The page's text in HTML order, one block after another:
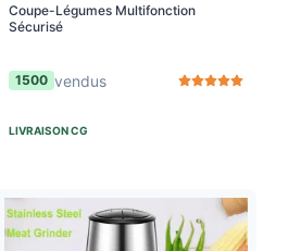
Coupe-Légumes Multifonction
Sécurisé
1500 vendus
LIVRAISONCG